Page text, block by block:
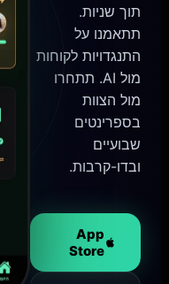
תוך שניות.
תתאמנו על
התנגדויות לקוחות
מול AI. תתחרו
מול הצוות
בספרינטים
שבועיים
ובדו-קרבות.
App
Store